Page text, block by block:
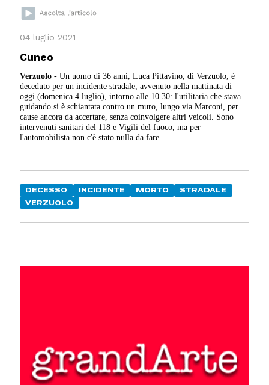
04 luglio 2021
Cuneo
Verzuolo - Un uomo di 36 anni, Luca Pittavino, di Verzuolo, è
deceduto per un incidente stradale, avvenuto nella mattinata di
oggi (domenica 4 luglio), intorno alle 10.30: l'utilitaria che stava
guidando si è schiantata contro un muro, lungo via Marconi, per
cause ancora da accertare, senza coinvolgere altri veicoli. Sono
intervenuti sanitari del 118 e Vigili del fuoco, ma per
l'automobilista non c'è stato nulla da fare.
DECESSO INCIDENTE MORTO
STRADALE
VERZUOLO